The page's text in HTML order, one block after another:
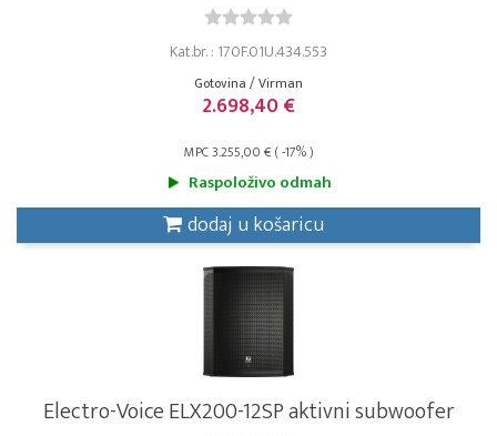
Kat.br. : 170F.01U.434.553
Gotovina / Virman
2.698,40 €
MPC 3.255,00 € ( -17% )
Raspoloživo odmah
dodaj u košaricu
Electro-Voice ELX200-12SP aktivni subwoofer